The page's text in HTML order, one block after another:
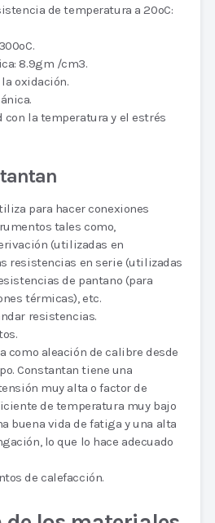
de temperatura a 20oC:
8.9gm /cm3.
oxidación.
con la temperatura y el estrés
para hacer conexiones
tales como,
(utilizadas en
resistencias en serie (utilizadas
de pantano (para
térmicas), etc.
resistencias.
como aleación de calibre desde
Constantan tiene una
muy alta o factor de
de temperatura muy bajo
buena vida de fatiga y una alta
lo que lo hace adecuado
de calefacción.